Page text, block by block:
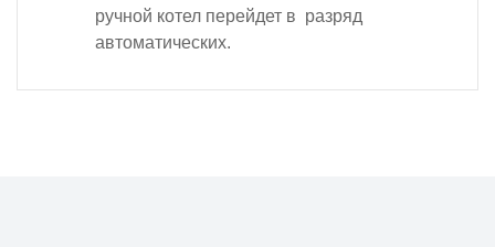
ручной котел перейдет в разряд
автоматических.